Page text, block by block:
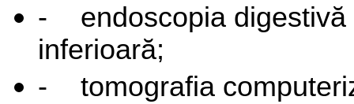
- endoscopia
inferioară;
-
tomografia